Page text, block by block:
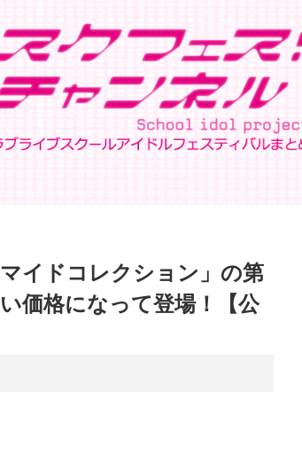
イドコレクション」の第
価格になって登場！【公